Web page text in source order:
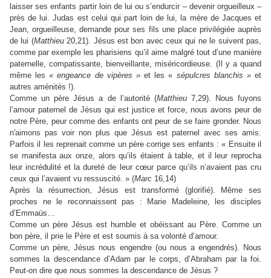
laisser ses enfants partir loin de lui ou s’endurcir – devenir orgueilleux –
près de lui. Judas est celui qui part loin de lui, la mère de Jacques et
Jean, orgueilleuse, demande pour ses fils une place privilégiée auprès
de lui (Matthieu20,21). Jésus est bon avec ceux qui ne le suivent pas,
comme par exemple les pharisiens qu’il aime malgré tout d’une manière
paternelle, compatissante, bienveillante, miséricordieuse. (Il y a quand
même les «engeance de vipères »et les « sépulcres blanchis »et
autres aménités !).
Comme un père Jésus a de l’autorité (Matthieu7,29). Nous fuyons
l’amour paternel de Jésus qui est justice et force, nous avons peur de
notre Père, peur comme des enfants ont peur de se faire gronder. Nous
n'aimons pas voir non plus que Jésus est paternel avec ses amis.
Parfois il les reprenait comme un père corrige ses enfants : « Ensuite il
se manifesta aux onze, alors qu’ils étaient à table, et il leur reprocha
leur incrédulité et la dureté de leur cœur parce qu’ils n’avaient pas cru
ceux qui l’avaient vu ressuscité. » (Marc 16,14)
Après la résurrection, Jésus est transformé (glorifié). Même ses
proches ne le reconnaissent pas : Marie Madeleine, les disciples
d’Emmaüs…
Comme un père Jésus est humble et obéissant au Père. Comme un
bon père, il prie le Père et est soumis à sa volonté d’amour.
Comme un père, Jésus nous engendre (ou nous a engendrés). Nous
sommes la descendance d’Adam par le corps, d’Abraham par la foi.
Peut-on dire que nous sommes la descendance de Jésus ?